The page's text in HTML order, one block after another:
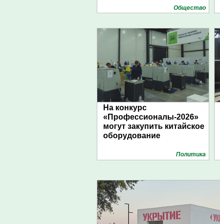
Общество
На конкурс
«Профессионалы-2026»
могут закупить китайское
оборудование
Политика